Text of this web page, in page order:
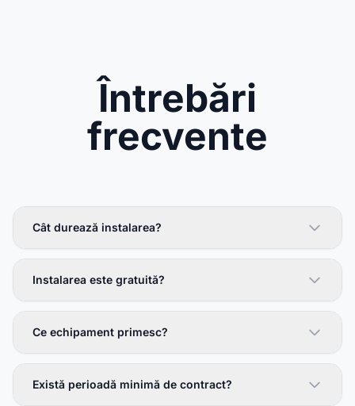
Întrebări
frecvente
Cât durează instalarea?
Instalarea este gratuită?
Ce echipament primesc?
Există perioadă minimă de contract?